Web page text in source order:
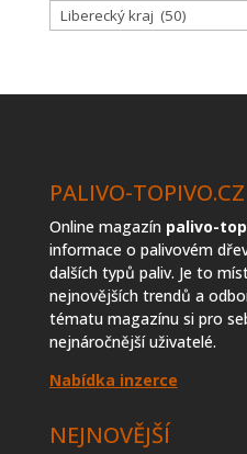
Lakality
prodejců
PALIVO-TOPIVO.CZ
Online magazín palivo-
informace o palivovém
dalších typů paliv. Je to
nejnovějších trendů a
tématu magazínu si pro
nejnáročnější uživatelé.
Nabídka inzerce
NEJNOVĚJŠÍ